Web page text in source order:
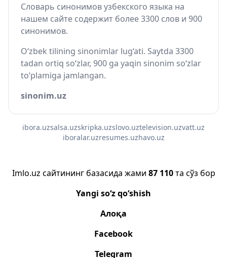
Словарь синонимов узбекского языка на
нашем сайте содержит более 3300 слов и 900
синонимов.
O‘zbek tilining sinonimlar lug‘ati. Saytda 3300
tadan ortiq so‘zlar, 900 ga yaqin sinonim so‘zlar
to‘plamiga jamlangan.
sinonim.uz
ibora.uzsalsa.uzskripka.uzslovo.uztelevision.uzvatt.uz
iboralar.uzresumes.uzhavo.uz
Imlo.uz сайтининг базасида жами 87 110та сўз бор
Yangi so‘z qo‘shish
Алоқа
Facebook
Telegram